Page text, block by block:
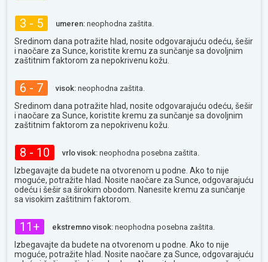
3 - 5 umeren: neophodna zaštita.
Sredinom dana potražite hlad, nosite odgovarajuću odeću, šešir
i naočare za Sunce, koristite kremu za sunčanje sa dovoljnim
zaštitnim faktorom za nepokrivenu kožu.
6 - 7 visok: neophodna zaštita.
Sredinom dana potražite hlad, nosite odgovarajuću odeću, šešir
i naočare za Sunce, koristite kremu za sunčanje sa dovoljnim
zaštitnim faktorom za nepokrivenu kožu.
8 - 10 vrlo visok: neophodna posebna zaštita.
Izbegavajte da budete na otvorenom u podne. Ako to nije
moguće, potražite hlad. Nosite naočare za Sunce, odgovarajuću
odeću i šešir sa širokim obodom. Nanesite kremu za sunčanje
sa visokim zaštitnim faktorom.
11+ ekstremno visok: neophodna posebna zaštita.
Izbegavajte da budete na otvorenom u podne. Ako to nije
moguće, potražite hlad. Nosite naočare za Sunce, odgovarajuću